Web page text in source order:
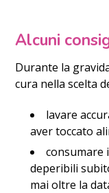
Alcuni
Durante la
cura nella scelta
lavare
aver toccato
consumare
deperibili
mai oltre la